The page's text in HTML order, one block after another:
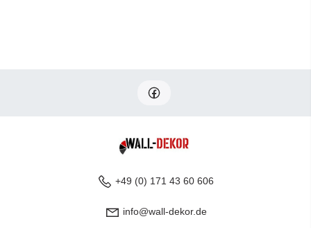
+49 (0) 171 43 60 606
info@wall-dekor.de